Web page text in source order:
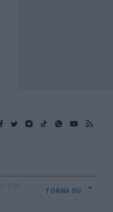
TORNA SU